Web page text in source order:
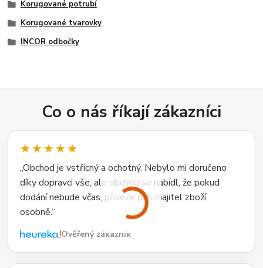
Korugované potrubí
Korugované tvarovky
INCOR odbočky
Co o nás říkají zákazníci
★★★★★
„Obchod je vstřícný a ochotný. Nebylo mi doručeno
díky dopravci vše, ale obchod se nabídl, že pokud
dodání nebude včas, přiveze pan majitel zboží
osobně.“
Ověřený zákazník